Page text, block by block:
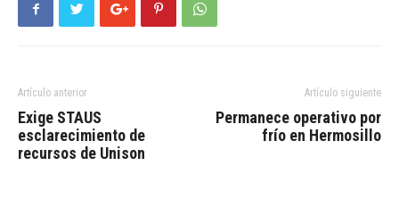
Artículo anterior
Exige STAUS
esclarecimiento de
recursos de Unison
Artículo siguiente
Permanece operativo por
frío en Hermosillo